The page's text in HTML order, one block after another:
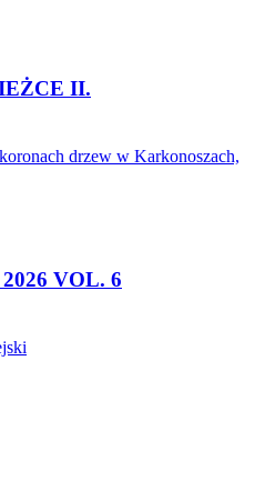
II.
drzew w Karkonoszach,
VOL. 6